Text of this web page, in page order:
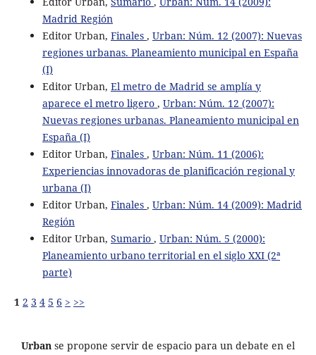
Madrid Región
Editor Urban, Finales , Urban: Núm. 12 (2007): Nuevas
regiones urbanas. Planeamiento municipal en España
(I)
Editor Urban, El metro de Madrid se amplía y
aparece el metro ligero , Urban: Núm. 12 (2007):
Nuevas regiones urbanas. Planeamiento municipal en
España (I)
Editor Urban, Finales , Urban: Núm. 11 (2006):
Experiencias innovadoras de planificación regional y
urbana (I)
Editor Urban, Finales , Urban: Núm. 14 (2009): Madrid
Región
Editor Urban, Sumario , Urban: Núm. 5 (2000):
Planeamiento urbano territorial en el siglo XXI (2ª
parte)
1 2 3 4 5 6 > >>
Urban se propone servir de espacio para un debate en el